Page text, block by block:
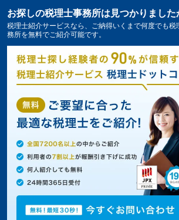
製造業界に強い生駒市(奈良県)の
所の一覧3件掲載中
お探しの税理士事務所は見つかりました
税理士紹介サービスなら、ご納得いくまで何度でも税
務所を無料でご紹介可能です。